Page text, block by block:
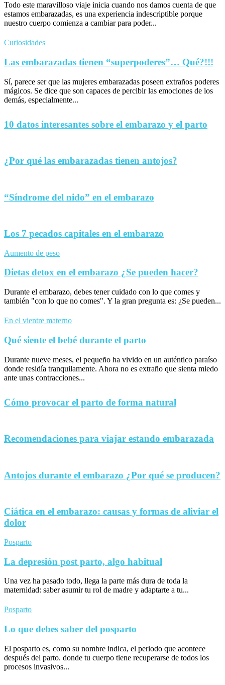
Todo este maravilloso viaje inicia cuando nos damos cuenta de que
estamos embarazadas, es una experiencia indescriptible porque
nuestro cuerpo comienza a cambiar para poder...
Curiosidades
Las embarazadas tienen “superpoderes”… Qué?!!!
Sí, parece ser que las mujeres embarazadas poseen extraños poderes
mágicos. Se dice que son capaces de percibir las emociones de los
demás, especialmente...
10 datos interesantes sobre el embarazo y el parto
¿Por qué las embarazadas tienen antojos?
“Síndrome del nido” en el embarazo
Los 7 pecados capitales en el embarazo
Aumento de peso
Dietas detox en el embarazo ¿Se pueden hacer?
Durante el embarazo, debes tener cuidado con lo que comes y
también "con lo que no comes". Y la gran pregunta es: ¿Se pueden...
En el vientre materno
Qué siente el bebé durante el parto
Durante nueve meses, el pequeño ha vivido en un auténtico paraíso
donde residía tranquilamente. Ahora no es extraño que sienta miedo
ante unas contracciones...
Cómo provocar el parto de forma natural
Recomendaciones para viajar estando embarazada
Antojos durante el embarazo ¿Por qué se producen?
Ciática en el embarazo: causas y formas de aliviar el
dolor
Posparto
La depresión post parto, algo habitual
Una vez ha pasado todo, llega la parte más dura de toda la
maternidad: saber asumir tu rol de madre y adaptarte a tu...
Posparto
Lo que debes saber del posparto
El posparto es, como su nombre indica, el periodo que acontece
después del parto. donde tu cuerpo tiene recuperarse de todos los
procesos invasivos...